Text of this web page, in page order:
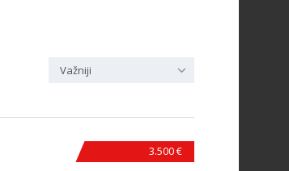
Važniji
3.500 €